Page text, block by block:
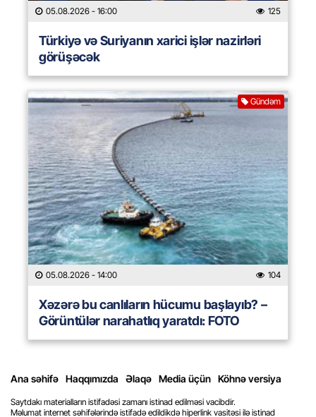
05.08.2026 - 16:00 125
Türkiyə və Suriyanın xarici işlər nazirləri
görüşəcək
Gündəm
05.08.2026 - 14:00 104
Xəzərə bu canlıların hücumu başlayıb? –
Görüntülər narahatlıq yaratdı: FOTO
Ana səhifə Haqqımızda Əlaqə Media üçün Köhnə versiya
Saytdakı materialların istifadəsi zamanı istinad edilməsi vacibdir.
Məlumat internet səhifələrində istifadə edildikdə hiperlink vasitəsi ilə istinad